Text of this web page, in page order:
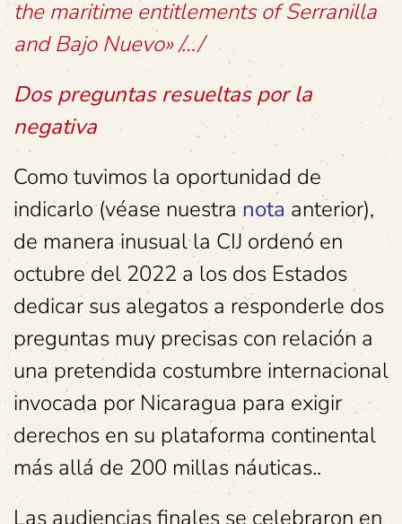
the maritime entitlements of Serranilla
and Bajo Nuevo» /…/
Dos preguntas resueltas por la
negativa
Como tuvimos la oportunidad de
indicarlo (véase nuestra nota anterior),
de manera inusual la CIJ ordenó en
octubre del 2022 a los dos Estados
dedicar sus alegatos a responderle dos
preguntas muy precisas con relación a
una pretendida costumbre internacional
invocada por Nicaragua para exigir
derechos en su plataforma continental
más allá de 200 millas náuticas..
Las audiencias finales se celebraron en